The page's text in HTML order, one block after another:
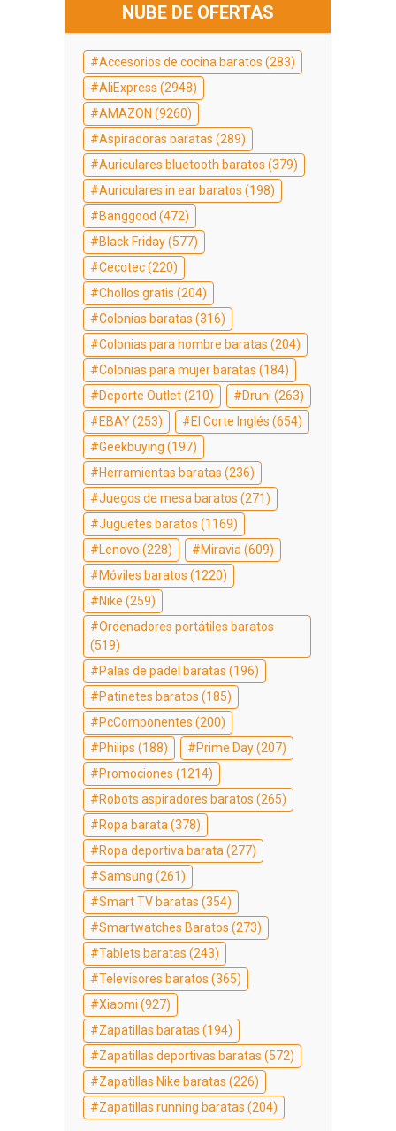
NUBE DE OFERTAS
Accesorios de cocina baratos (283)
AliExpress (2948)
AMAZON (9260)
Aspiradoras baratas (289)
Auriculares bluetooth baratos (379)
Auriculares in ear baratos (198)
Banggood (472)
Black Friday(577)
Cecotec(220)
Chollos gratis (204)
Colonias baratas (316)
Colonias para hombre baratas (204)
Colonias para mujer baratas (184)
Deporte Outlet(210) Druni (263)
EBAY(253) El Corte Inglés (654)
Geekbuying (197)
Herramientas baratas (236)
Juegos de mesa baratos (271)
Juguetes baratos (1169)
Lenovo (228) Miravia (609)
Móviles baratos (1220)
Nike (259)
Ordenadores portátiles baratos
(519)
Palas de padel baratas (196)
Patinetes baratos (185)
PcComponentes (200)
Philips (188) Prime Day(207)
Promociones (1214)
Robots aspiradores baratos (265)
Ropa barata (378)
Ropa deportiva barata (277)
Samsung (261)
Smart TV baratas (354)
Smartwatches Baratos (273)
Tablets baratas (243)
Televisores baratos (365)
Xiaomi (927)
Zapatillas baratas (194)
Zapatillas deportivas baratas (572)
Zapatillas Nike baratas (226)
Zapatillas running baratas (204)